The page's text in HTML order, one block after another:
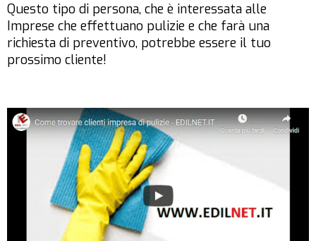
Questo tipo di persona, che è interessata alle
Imprese che effettuano pulizie e che farà una
richiesta di preventivo, potrebbe essere il tuo
prossimo cliente!